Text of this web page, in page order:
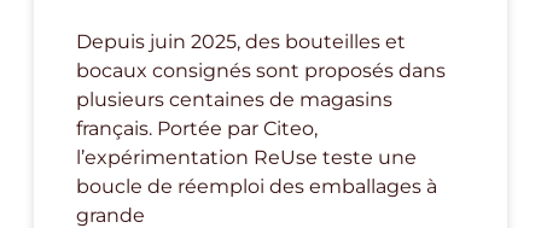
Depuis juin 2025, des bouteilles et
bocaux consignés sont proposés dans
plusieurs centaines de magasins
français. Portée par Citeo,
l’expérimentation ReUse teste une
boucle de réemploi des emballages à
grande